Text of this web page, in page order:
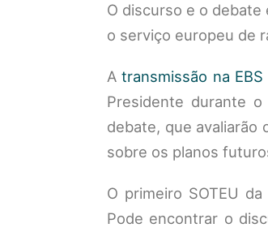
O discurso e o
o serviço europeu de
Atransmissão na EBS
Presidente durante
debate, que avaliarão
sobre os planos
O primeiro SOTEU
Pode encontrar o